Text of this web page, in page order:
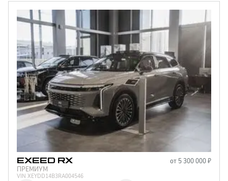
EXEED RX от 5 300 000₽
ПРЕМИУМ
VIN XEYDD14B3RA004546